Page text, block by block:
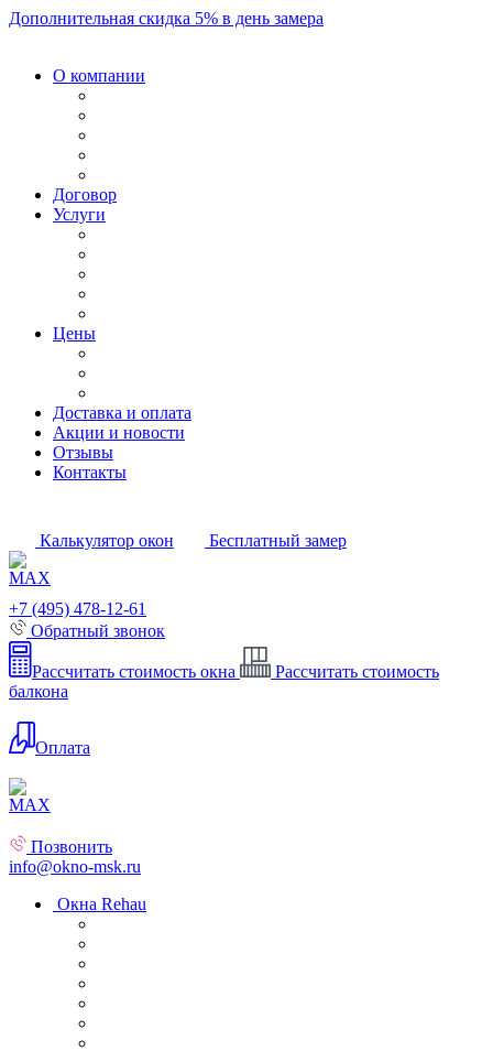
Дополнительная скидка 5% в день замера
О компании
Договор
Услуги
Цены
Доставка и оплата
Акции и новости
Отзывы
Контакты
Калькулятор окон Бесплатный замер
+7 (495) 478-12-61
Обратный звонок
Рассчитать стоимость окна
Рассчитать стоимость
балкона
Оплата
Позвонить
info@okno-msk.ru
Окна Rehau